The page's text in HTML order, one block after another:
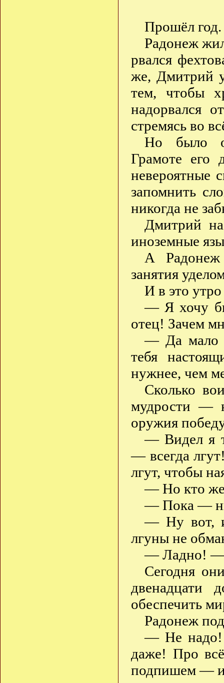
Прошёл год.
Радонеж
рвался
же, Дмитрий
тем, чтобы
надорвался
стремясь во
Но было
Грамоте его
невероятные
запомнить
никогда не
Дмитрий
иноземные
А Радонеж
занятия
И в это
— Я хочу
отец! Зачем
— Да мало
тебя
нужнее, чем
Сколько
мудрости —
оружия
— Видел я
— всегда
лгут, чтобы
— Но кто же
— Пока —
— Ну вот,
лгуны не
— Ладно! —
Сегодня
двенадцати
обеспечить
Радонеж
— Не надо!
даже! Про
подпишем — и